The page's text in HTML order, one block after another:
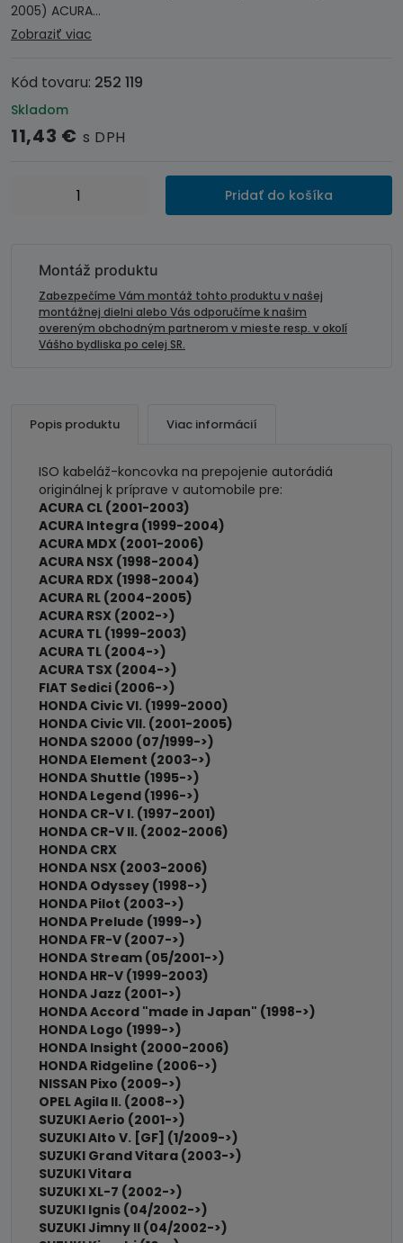
2005) ACURA…
Zobraziť viac
Kód tovaru: 252 119
Skladom
11,43 € s DPH
množstvo
montáž
autorádia
HONDA
Pridať do košíka
Montáž produktu
Zabezpečíme Vám montáž tohto produktu v našej
montážnej dielni alebo Vás odporučíme k našim
overeným obchodným partnerom v mieste resp. v okolí
Vášho bydliska po celej SR.
Popis produktu Viac informácií
ISO kabeláž-koncovka na prepojenie autorádiá
originálnej k príprave v automobile pre:
ACURA CL (2001-2003)
ACURA Integra (1999-2004)
ACURA MDX (2001-2006)
ACURA NSX (1998-2004)
ACURA RDX (1998-2004)
ACURA RL (2004-2005)
ACURA RSX (2002->)
ACURA TL (1999-2003)
ACURA TL (2004->)
ACURA TSX (2004->)
FIAT Sedici (2006->)
HONDA Civic VI. (1999-2000)
HONDA Civic VII. (2001-2005)
HONDA S2000 (07/1999->)
HONDA Element (2003->)
HONDA Shuttle (1995->)
HONDA Legend (1996->)
HONDA CR-V I. (1997-2001)
HONDA CR-V II. (2002-2006)
HONDA CRX
HONDA NSX (2003-2006)
HONDA Odyssey (1998->)
HONDA Pilot (2003->)
HONDA Prelude (1999->)
HONDA FR-V (2007->)
HONDA Stream (05/2001->)
HONDA HR-V (1999-2003)
HONDA Jazz (2001->)
HONDA Accord "made in Japan" (1998->)
HONDA Logo (1999->)
HONDA Insight (2000-2006)
HONDA Ridgeline (2006->)
NISSAN Pixo (2009->)
OPEL Agila II. (2008->)
SUZUKI Aerio (2001->)
SUZUKI Alto V. [GF] (1/2009->)
SUZUKI Grand Vitara (2003->)
SUZUKI Vitara
SUZUKI XL-7 (2002->)
SUZUKI Ignis (04/2002->)
SUZUKI Jimny II (04/2002->)